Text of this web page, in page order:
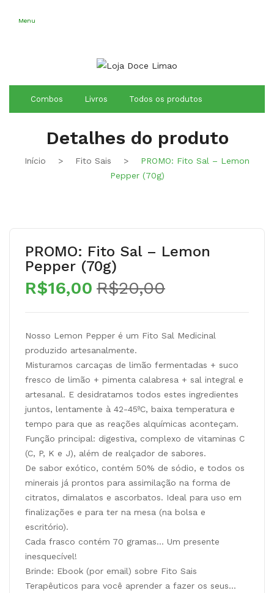
Menu
Combos Livros Todos os produtos
Detalhes do produto
Início > Fito Sais >
PROMO: Fito Sal – Lemon
Pepper (70g)
PROMO: Fito Sal – Lemon
Pepper (70g)
R$20,00O
era:
R$16,00
O
é:
Nosso Lemon Pepper é um Fito Sal Medicinal
produzido artesanalmente.
Misturamos carcaças de limão fermentadas + suco
fresco de limão + pimenta calabresa + sal integral e
artesanal. E desidratamos todos estes ingredientes
juntos, lentamente à 42-45ºC, baixa temperatura e
tempo para que as reações alquímicas aconteçam.
Função principal: digestiva, complexo de vitaminas C
(C, P, K e J), além de realçador de sabores.
De sabor exótico, contém 50% de sódio, e todos os
minerais já prontos para assimilação na forma de
citratos, dimalatos e ascorbatos. Ideal para uso em
finalizações e para ter na mesa (na bolsa e
escritório).
Cada frasco contém 70 gramas… Um presente
inesquecível!
Brinde: Ebook (por email) sobre Fito Sais
Terapêuticos para você aprender a fazer os seus…